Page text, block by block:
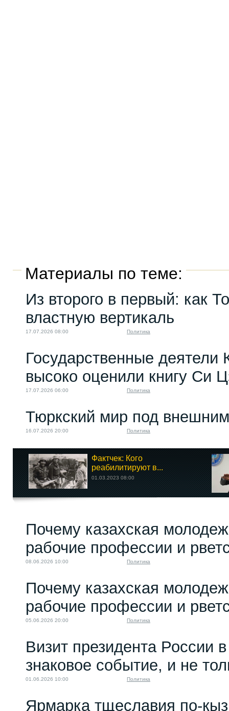
Материалы по теме:
Из второго в первый: как
властную вертикаль
17.07.2026 08:00 Политика
Государственные деятели
высоко оценили книгу Си
17.07.2026 06:00 Политика
Тюркский мир под
16.07.2026 20:00 Политика
Фактчек: Кого
реабилитируют в...
01.03.2023 08:00
Почему казахская
рабочие профессии и
08.06.2026 10:00 Политика
Почему казахская
рабочие профессии и
05.06.2026 20:00 Политика
Визит президента России
знаковое событие, и не
01.06.2026 10:00 Политика
Ярмарка тщеславия по-